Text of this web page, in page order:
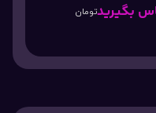
بگیریدتومان